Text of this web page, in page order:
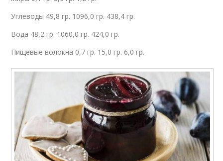
Углеводы 49,8 гр. 1096,0 гр. 438,4 гр.
Вода 48,2 гр. 1060,0 гр. 424,0 гр.
Пищевые волокна 0,7 гр. 15,0 гр. 6,0 гр.